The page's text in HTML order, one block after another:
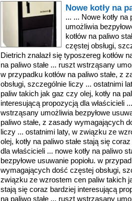
Nowe kotły na
... ... Nowe kotły
umożliwia
kotłów na paliwo
częstej obsługi,
Dietrich znalazł się typoszereg kotłów
na paliwo stałe ... ruszt wstrząsany
w przypadku kotłów na paliwo stałe, z
obsługi, szczególnie liczy ... ostatnimi
paliw takich jak gaz czy olej, kotły na
interesującą propozycją dla właścicieli
wstrząsany umożliwia bezpyłowe
paliwo stałe, z zasady wymagających
liczy ... ostatnimi laty, w związku ze
olej, kotły na paliwo stałe stają się
dla właścicieli ... nowe kotły na paliwo
bezpyłowe usuwanie popiołu. w
wymagających dość częstej obsługi,
związku ze wzrostem cen paliw takich
stają się coraz bardziej interesującą
na paliwo stałe ... ruszt wstrząsany